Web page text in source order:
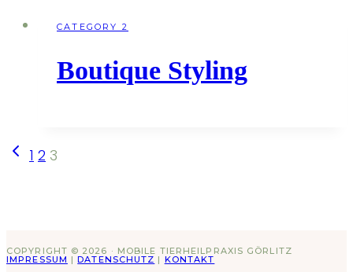
CATEGORY 2
Boutique Styling
Seitennavigation
Vorherige
1 2 3
COPYRIGHT © 2026 · MOBILE TIERHEILPRAXIS GÖRLITZ
IMPRESSUM |DATENSCHUTZ | KONTAKT